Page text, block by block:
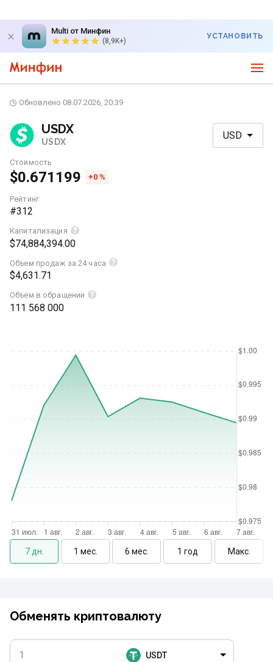
Multi от Минфин
(8,9K+)
УСТАНОВИТЬ
Обновлено 08.07.2026, 20:39
USDX
USDX
USD
Стоимость
$0.671199 +0 %
Рейтинг
#312
Капитализация
$74,884,394.00
Объем продаж за 24 часа
$4,631.71
Объем в обращении
111 568 000
7 дн. 1 мес. 6 мес. 1 год Макс.
Обменять криптовалюту
USDT